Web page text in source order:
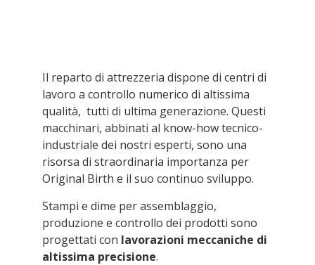
Il reparto di attrezzeria dispone di centri di
lavoro a controllo numerico di altissima
qualità, tutti di ultima generazione. Questi
macchinari, abbinati al know-how tecnico-
industriale dei nostri esperti, sono una
risorsa di straordinaria importanza per
Original Birth e il suo continuo sviluppo.
Stampi e dime per assemblaggio,
produzione e controllo dei prodotti sono
progettati con lavorazioni meccaniche di
altissima precisione.